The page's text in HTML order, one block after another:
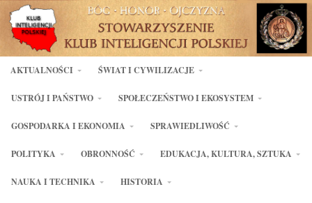
AKTUALNOŚCI ŚWIAT I CYWILIZACJE
USTRÓJ I PAŃSTWO SPOŁECZEŃSTWO I EKOSYSTEM
GOSPODARKA I EKONOMIA SPRAWIEDLIWOŚĆ
POLITYKA OBRONNOŚĆ EDUKACJA, KULTURA, SZTUKA
NAUKA I TECHNIKA HISTORIA